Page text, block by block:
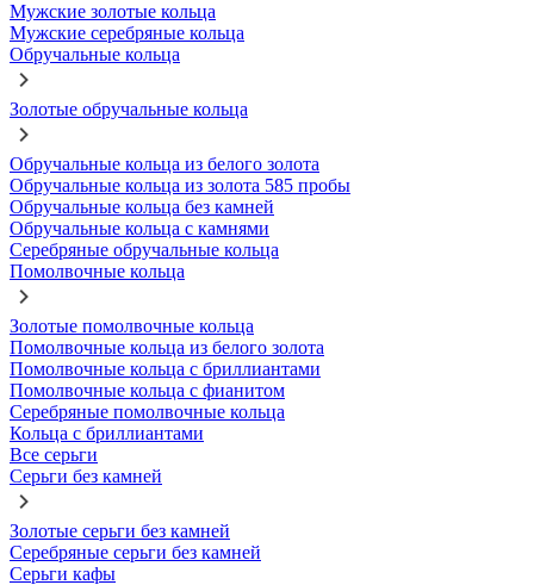
Мужские золотые кольца
Мужские серебряные кольца
Обручальные кольца
Золотые обручальные кольца
Обручальные кольца из белого золота
Обручальные кольца из золота 585 пробы
Обручальные кольца без камней
Обручальные кольца с камнями
Серебряные обручальные кольца
Помолвочные кольца
Золотые помолвочные кольца
Помолвочные кольца из белого золота
Помолвочные кольца с бриллиантами
Помолвочные кольца с фианитом
Серебряные помолвочные кольца
Кольца с бриллиантами
Все серьги
Серьги без камней
Золотые серьги без камней
Серебряные серьги без камней
Серьги кафы